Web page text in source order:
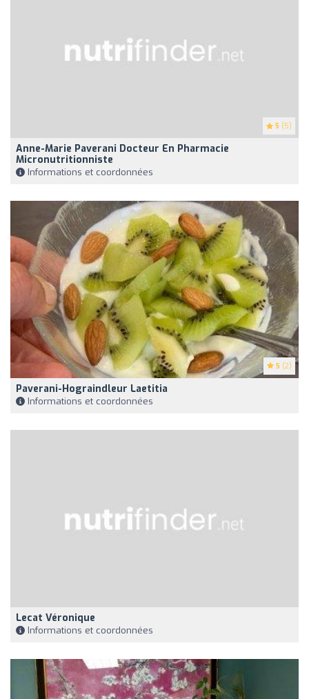
5 (5)
Anne-Marie Paverani Docteur En Pharmacie
Micronutritionniste
Informations et coordonnées
5 (2)
Paverani-Hograindleur Laetitia
Informations et coordonnées
Lecat Véronique
Informations et coordonnées